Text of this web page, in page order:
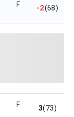
F -2(68)
F 3(73)